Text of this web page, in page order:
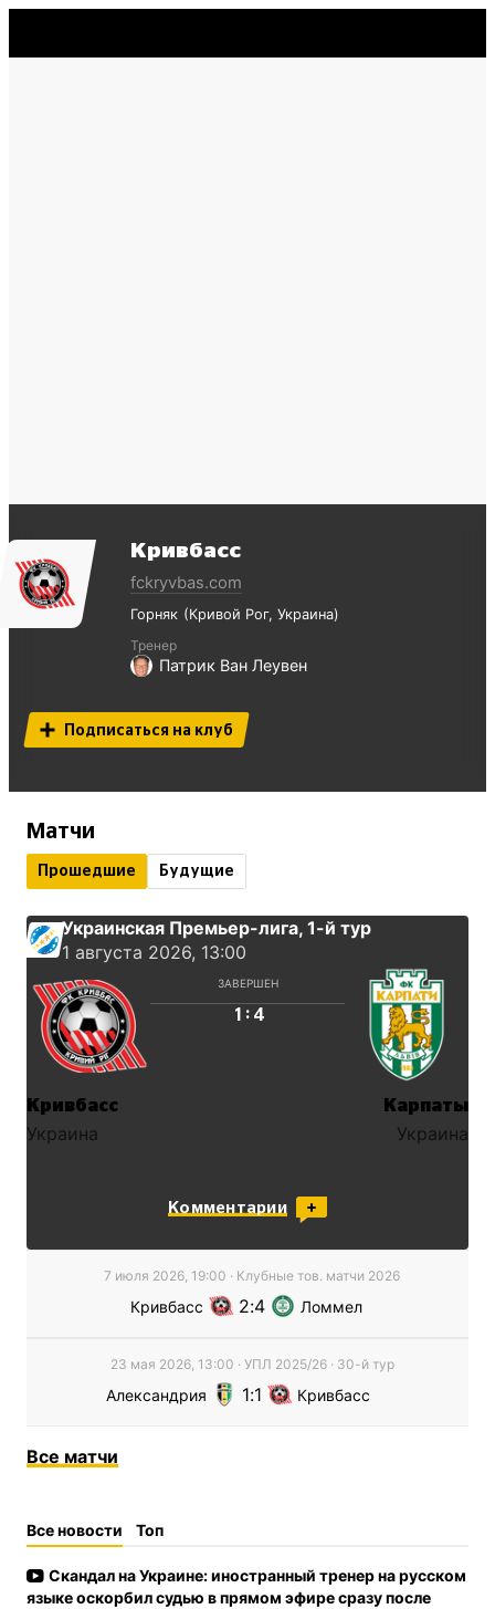
Кривбасс
fckryvbas.com
Горняк Кривой Рог Украина
Тренер
Патрик Ван Леувен
Подписаться на клуб
Матчи
Прошедшие Будущие
Украинская Премьер-лига, 1-й тур
1 августа 2026, 13:00
ЗАВЕРШЕН
1 : 4
Кривбасс
Украина
Карпаты
Украина
Комментарии
7 июля 2026, 19:00 · Клубные тов. матчи 2026
Кривбасс 2 4 Ломмел
23 мая 2026, 13:00 · УПЛ 2025/26· 30-й тур
Александрия 1 1 Кривбасс
Все матчи
Все новости Топ
Скандал на Украине: иностранный тренер на русском
языке оскорбил судью в прямом эфире сразу после